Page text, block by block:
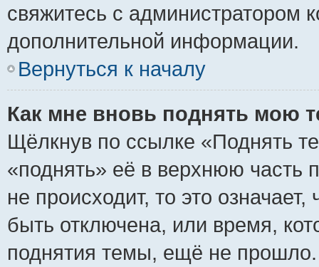
свяжитесь с администратором
дополнительной информации.
Вернуться к началу
Как мне вновь поднять мою
Щёлкнув по ссылке «Поднять
«поднять» её в верхнюю часть
не происходит, то это
быть отключена, или время,
поднятия темы, ещё не